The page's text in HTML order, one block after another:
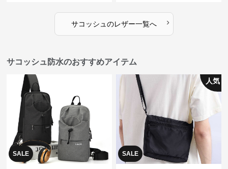
サコッシュ のレザー一覧へ ›
サコッシュ防水のおすすめアイテム
SALE SALE
人気